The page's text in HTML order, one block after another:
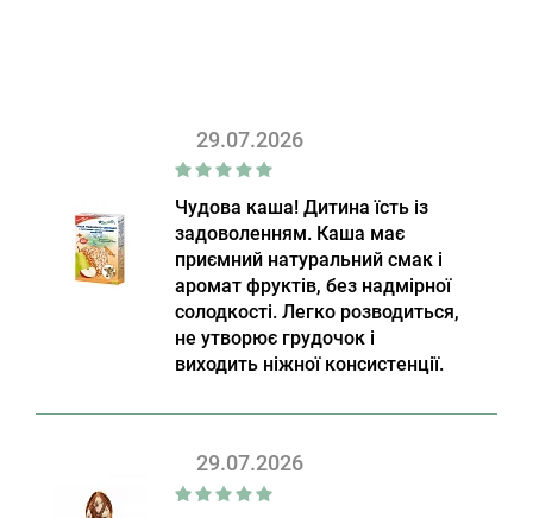
29.07.2026
Чудова каша! Дитина їсть із
задоволенням. Каша має
приємний натуральний смак і
аромат фруктів, без надмірної
солодкості. Легко розводиться,
не утворює грудочок і
виходить ніжної консистенції.
29.07.2026